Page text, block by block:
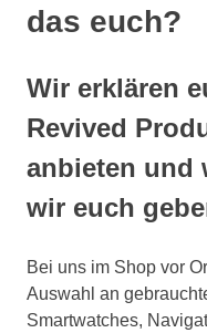
das euch?
Wir erklären
Revived
anbieten und
wir euch
Bei uns im Shop vor
Auswahl an
Smartwatches,